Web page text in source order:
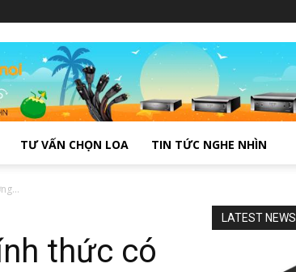
TƯ VẤN CHỌN LOA TIN TỨC NGHE NHÌN
thức có
LATEST NEWS